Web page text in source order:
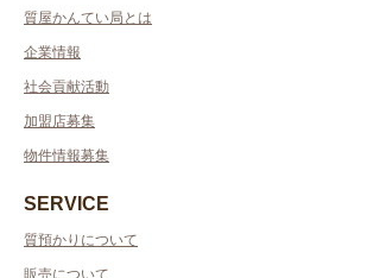
質屋かんてい局とは
企業情報
社会貢献活動
加盟店募集
物件情報募集
SERVICE
質預かりについて
販売について